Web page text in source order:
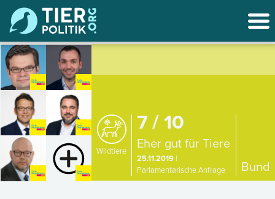
Wildtiere
7 / 10
Eher gut für Tiere
25.11.2019 |
Parlamentarische Anfrage
Bund